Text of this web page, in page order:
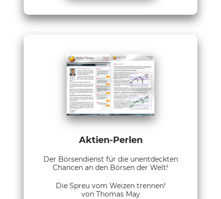
Aktien-Perlen
Der Börsendienst für die unentdeckten
Chancen an den Börsen der Welt!
Die Spreu vom Weizen trennen!
von Thomas May